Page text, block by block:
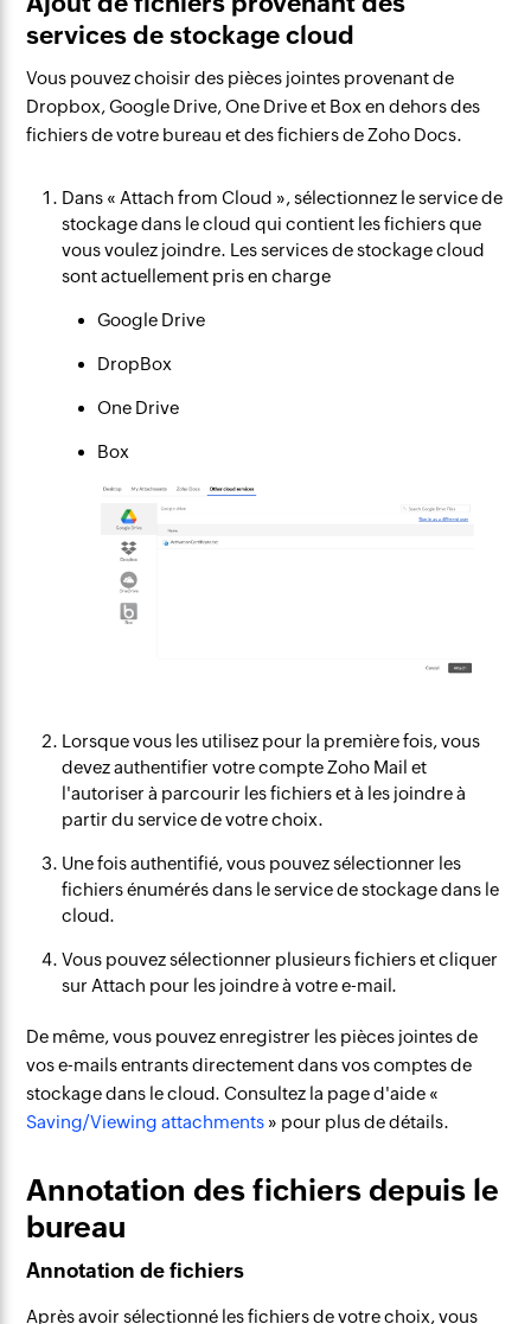
services de stockage cloud
Vous pouvez choisir des pièces jointes provenant de
Dropbox, Google Drive, One Drive et Box en dehors des
fichiers de votre bureau et des fichiers de Zoho Docs.
Dans « Attach from Cloud », sélectionnez le service de
stockage dans le cloud qui contient les fichiers que
vous voulez joindre. Les services de stockage cloud
sont actuellement pris en charge
Google Drive
DropBox
One Drive
Box
Lorsque vous les utilisez pour la première fois, vous
devez authentifier votre compte Zoho Mail et
l'autoriser à parcourir les fichiers et à les joindre à
partir du service de votre choix.
Une fois authentifié, vous pouvez sélectionner les
fichiers énumérés dans le service de stockage dans le
cloud.
Vous pouvez sélectionner plusieurs fichiers et cliquer
sur Attach pour les joindre à votre e-mail.
De même, vous pouvez enregistrer les pièces jointes de
vos e-mails entrants directement dans vos comptes de
stockage dans le cloud.Consultez la page d'aide «
Saving/Viewing attachments » pour plus de détails.
Annotation des fichiers depuis le
bureau
Annotation de fichiers
Après avoir sélectionné les fichiers de votre choix, vous